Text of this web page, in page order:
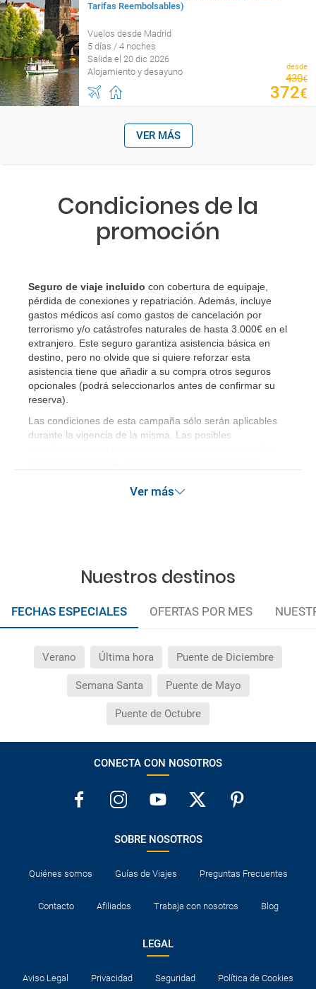
Tarifas Reembolsables)
Vuelos desde Madrid
5 días / 4 noches
Salida el 20 dic 2026
Alojamiento y desayuno
desde
430€
372€
VER MÁS
Condiciones de la
promoción
Seguro de viaje incluido con cobertura de equipaje,
pérdida de conexiones y repatriación. Además, incluye
gastos médicos así como gastos de cancelación por
terrorismo y/o catástrofes naturales de hasta 3.000€ en el
extranjero. Este seguro garantiza asistencia básica en
destino, pero no olvide que si quiere reforzar esta
asistencia tiene que añadir a su compra otros seguros
opcionales (podrá seleccionarlos antes de confirmar su
reserva)
Las condiciones de esta campaña sólo serán aplicables
durante la vigencia de la misma. Las posibles
Ver más
Nuestros destinos
FECHAS ESPECIALES OFERTAS POR MES
Verano Última hora Puente de Diciembre
Semana Santa Puente de Mayo
Puente de Octubre
CONECTA CON NOSOTROS
SOBRE NOSOTROS
Quiénes somos Guías de Viajes Preguntas Frecuentes
Contacto Afiliados Trabaja con nosotros Blog
LEGAL
Aviso Legal Privacidad Seguridad Política de Cookies